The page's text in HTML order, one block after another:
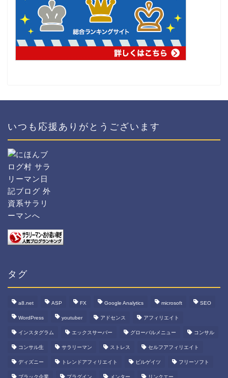
いつも応援ありがとうございます
タグ
a8.net ASP FX Google Analytics microsoft SEO
WordPress youtuber アドセンス アフィリエイト
インスタグラム エックスサーバー グローバルメニュー コンサル
コンサル生 サラリーマン ストレス セルフアフィリエイト
ディズニー トレンドアフィリエイト ビルゲイツ フリーソフト
ブラック企業 プラグイン メンター リンクエー